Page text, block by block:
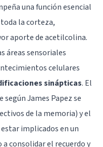
una función esencial
la corteza,
aporte de acetilcolina.
áreas sensoriales
celulares
sinápticas. El
James Papez se
de la memoria) y el
implicados en un
consolidar el recuerdo y